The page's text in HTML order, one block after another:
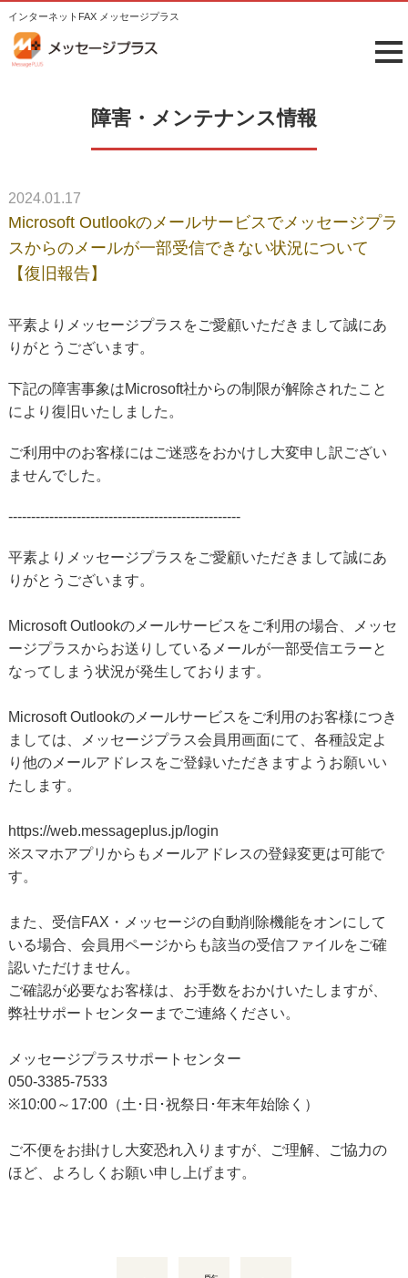
インターネットFAX メッセージプラス
障害・メンテナンス情報
2024.01.17
Microsoft Outlookのメールサービスでメッセージプラ
スからのメールが一部受信できない状況について
【復旧報告】
平素よりメッセージプラスをご愛顧いただきまして誠にあ
りがとうございます。
下記の障害事象はMicrosoft社からの制限が解除されたこと
により復旧いたしました。
ご利用中のお客様にはご迷惑をおかけし大変申し訳ござい
ませんでした。
---------------------------------------------------
平素よりメッセージプラスをご愛顧いただきまして誠にあ
りがとうございます。
Microsoft Outlookのメールサービスをご利用の場合、メッセ
ージプラスからお送りしているメールが一部受信エラーと
なってしまう状況が発生しております。
Microsoft Outlookのメールサービスをご利用のお客様につき
ましては、メッセージプラス会員用画面にて、各種設定よ
り他のメールアドレスをご登録いただきますようお願いい
たします。
https://web.messageplus.jp/login
※スマホアプリからもメールアドレスの登録変更は可能で
す。
また、受信FAX・メッセージの自動削除機能をオンにして
いる場合、会員用ページからも該当の受信ファイルをご確
認いただけません。
ご確認が必要なお客様は、お手数をおかけいたしますが、
弊社サポートセンターまでご連絡ください。
メッセージプラスサポートセンター
050-3385-7533
※10:00～17:00（土･日･祝祭日･年末年始除く）
ご不便をお掛けし大変恐れ入りますが、ご理解、ご協力の
ほど、よろしくお願い申し上げます。